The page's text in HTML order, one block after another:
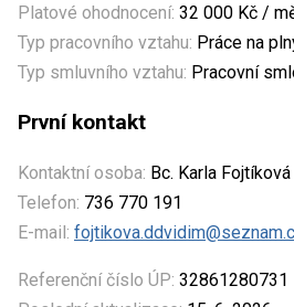
Platové ohodnocení: 32 000 Kč /
Typ pracovního vztahu: Práce na
Typ smluvního vztahu: Pracovní
První kontakt
Kontaktní osoba: Bc. Karla Fojtíková
Telefon: 736 770 191
E-mail:
Referenční číslo ÚP: 32861280731